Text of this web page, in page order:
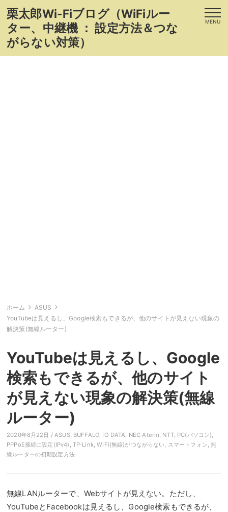
栗太郎Wi-Fiブログ（WiFiルー
ター、中継機 ： 設定方法＆つな
がらない対策）
MENU
ホーム
ASUS
YouTubeは見えるし、Google検索もできるが、他のサイトが見えない現象の
解決策(無線ルーター)
YouTubeは見えるし、Google
検索もできるが、他のサイト
が見えない現象の解決策(無線
ルーター)
2020年8月22日 /ASUS, BUFFALO, IO DATA, NEC Aterm, NTT, PC(パソコン),
PPPoE接続に設定(IPv4) , TP-Link,WiFi(無線)がつながらない, スマートフォン,無
線ルーターの初期設定方法
無線LANルーターで、Webサイトが見えない。ただし、
YouTubeとFacebookは見えるし、Google検索もできるが、